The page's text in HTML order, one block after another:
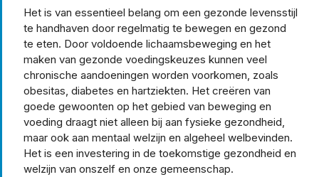
Het is van essentieel belang om een gezonde levensstijl
te handhaven door regelmatig te bewegen en gezond
te eten. Door voldoende lichaamsbeweging en het
maken van gezonde voedingskeuzes kunnen veel
chronische aandoeningen worden voorkomen, zoals
obesitas, diabetes en hartziekten. Het creëren van
goede gewoonten op het gebied van beweging en
voeding draagt niet alleen bij aan fysieke gezondheid,
maar ook aan mentaal welzijn en algeheel welbevinden.
Het is een investering in de toekomstige gezondheid en
welzijn van onszelf en onze gemeenschap.